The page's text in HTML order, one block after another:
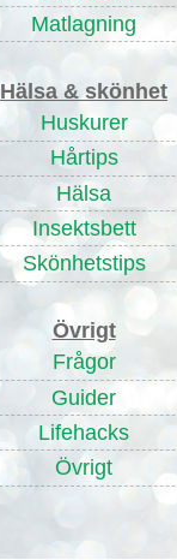
Matlagning
Hälsa & skönhet
Huskurer
Hårtips
Hälsa
Insektsbett
Skönhetstips
Övrigt
Frågor
Guider
Lifehacks
Övrigt